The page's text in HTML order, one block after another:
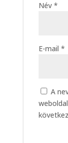
Név *
E-mail *
A